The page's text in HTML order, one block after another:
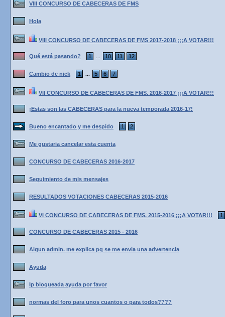
VIII CONCURSO DE CABECERAS DE FMS
Hola
VIII CONCURSO DE CABECERAS DE FMS 2017-2018 ¡¡¡A VOTAR!!!
Qué está pasando? 1 10 11 12
Cambio de nick 1 5 6 7
VII CONCURSO DE CABECERAS DE FMS. 2016-2017 ¡¡¡A VOTAR!!!
¡Estas son las CABECERAS para la nueva temporada 2016-17!
Bueno encantado y me despido 1 2
Me gustaria cancelar esta cuenta
CONCURSO DE CABECERAS 2016-2017
Seguimiento de mis mensajes
RESULTADOS VOTACIONES CABECERAS 2015-2016
VI CONCURSO DE CABECERAS DE FMS. 2015-2016 ¡¡¡A VOTAR!!! 1
CONCURSO DE CABECERAS 2015 - 2016
Algun admin. me explica pq se me envia una advertencia
Ayuda
Ip bloqueada ayuda por favor
normas del foro para unos cuantos o para todos????